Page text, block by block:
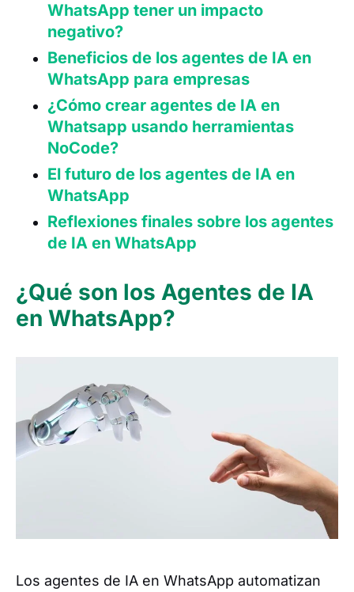
WhatsApp tener un impacto
negativo?
Beneficios de los agentes de IA en
WhatsApp para empresas
¿Cómo crear agentes de IA en
Whatsapp usando herramientas
NoCode?
El futuro de los agentes de IA en
WhatsApp
Reflexiones finales sobre los agentes
de IA en WhatsApp
¿Qué son los Agentes de IA
en WhatsApp?
Los agentes de IA en WhatsApp automatizan